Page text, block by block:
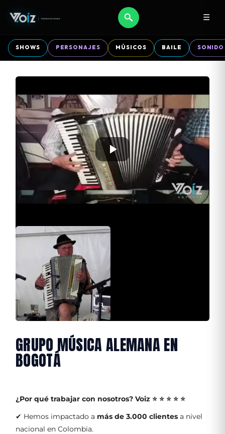
☰
SHOWS PERSONAJES MÚSICOS BAILE SONIDO
GRUPO MÚSICA ALEMANA EN
BOGOTÁ
¿Por qué trabajar con nosotros? Voiz ⭐ ⭐ ⭐ ⭐ ⭐
✔ Hemos impactado a más de 3.000 clientes a nivel
nacional en Colombia.